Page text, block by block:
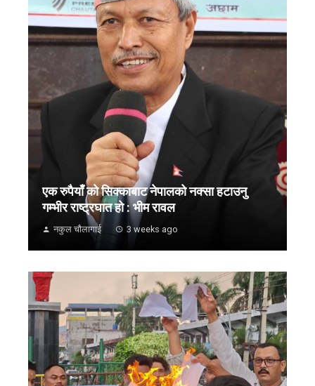
एक रुपैयाँ को सिक्काबाट नेपालको नक्सा हटाउनु
गम्भीर राष्ट्रघात हो : भीम रावल
नकुल चौलागाई 3 weeks ago